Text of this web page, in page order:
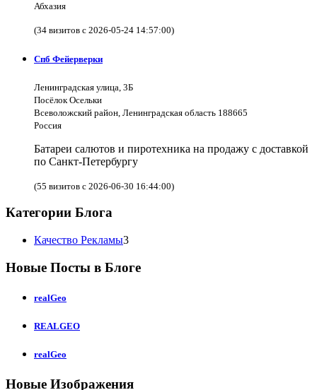
Абхазия
(34 визитов с 2026-05-24 14:57:00)
Спб Фейерверки
Ленинградская улица, 3Б
Посёлок Осельки
Всеволожский район, Ленинградская область 188665
Россия
Батареи салютов и пиротехника на продажу с доставкой
по Санкт-Петербургу
(55 визитов с 2026-06-30 16:44:00)
Категории Блога
Качество Рекламы3
Новые Посты в Блоге
realGeo
REALGEO
realGeo
Новые Изображения